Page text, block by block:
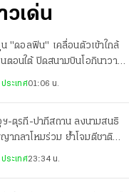
วเด่น
น "ดอลฟิน" เคลื่อนตัวเข้าใกล้
ตอนใต้ ปิดสนามบินโอกินาวา
พประชาชน-เจ็บ 3 ราย
ระเทศ01:06 น.
ฯ-ตุรกี-ปากีสถาน ลงนามสนธิ
ากลาโหมร่วม ย้ำโจมตีชาติ
เท่ากับโจมตีทั้ง 3 ประเทศ
ระเทศ23:34 น.